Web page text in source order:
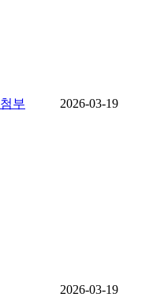
첨부 2026-03-19
2026-03-19